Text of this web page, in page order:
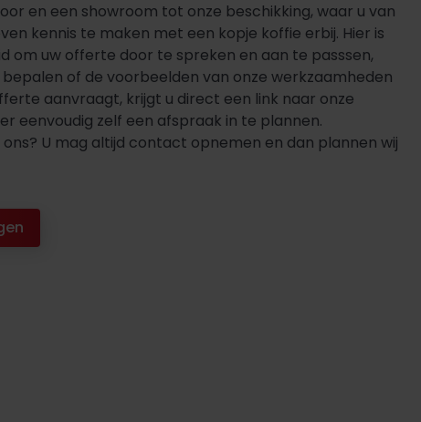
en een showroom tot onze beschikking, waar u van
kennis te maken met een kopje koffie erbij. Hier is
om uw offerte door te spreken en aan te passsen,
of de voorbeelden van onze werkzaamheden
aanvraagt, krijgt u direct een link naar onze
eenvoudig zelf een afspraak in te plannen.
U mag altijd contact opnemen en dan plannen wij